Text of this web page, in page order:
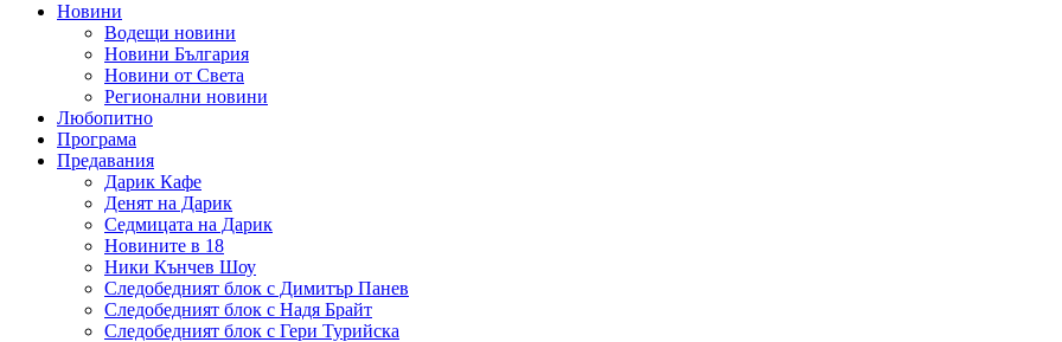
Новини
Водещи новини
Новини България
Новини от Света
Регионални новини
Любопитно
Програма
Предавания
Дарик Кафе
Денят на Дарик
Седмицата на Дарик
Новините в 18
Ники Кънчев Шоу
Следобедният блок с Димитър Панев
Следобедният блок с Надя Брайт
Следобедният блок с Гери Турийска